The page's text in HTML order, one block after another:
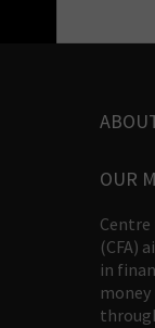
OUR
(CFA)
in